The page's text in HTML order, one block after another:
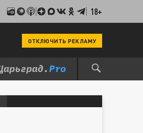
18+
ОТКЛЮЧИТЬ РЕКЛАМУ